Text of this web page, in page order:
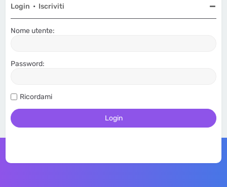
Login • Iscriviti
Nome utente:
Password:
Ricordami